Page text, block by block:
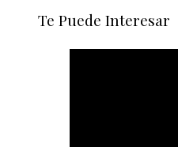
Te Puede Interesar